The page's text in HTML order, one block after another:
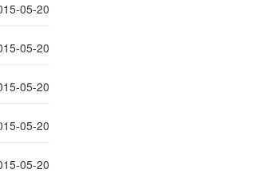
05-20
05-20
05-20
05-20
05-20